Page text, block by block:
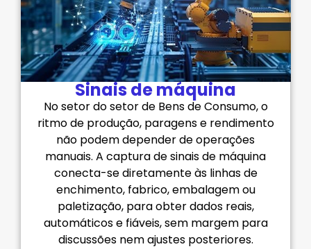
Sinais de máquina
No setor do setor de Bens de Consumo, o
ritmo de produção, paragens e rendimento
não podem depender de operações
manuais. A captura de sinais de máquina
conecta-se diretamente às linhas de
enchimento, fabrico, embalagem ou
paletização, para obter dados reais,
automáticos e fiáveis, sem margem para
discussões nem ajustes posteriores.